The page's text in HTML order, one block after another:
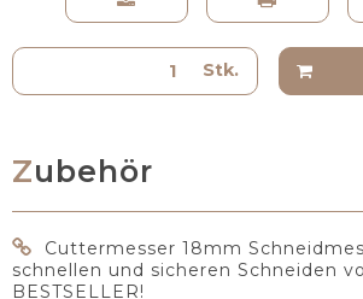
Stk.
Zubehör
Cuttermesser 18mm
schnellen und sicheren Schneiden
BESTSELLER!